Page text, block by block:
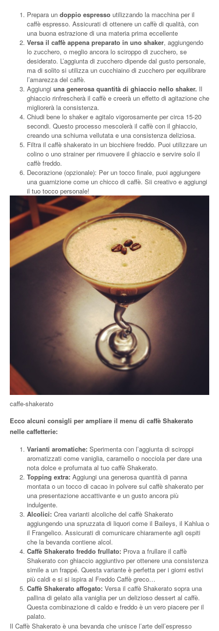
Prepara un doppio espresso utilizzando la macchina per il
caffè espresso. Assicurati di ottenere un caffè di qualità, con
una buona estrazione di una materia prima eccellente
Versa il caffè appena preparato in uno shaker, aggiungendo
lo zucchero, o meglio ancora lo sciroppo di zucchero, se
desiderato. L’aggiunta di zucchero dipende dal gusto personale,
ma di solito si utilizza un cucchiaino di zucchero per equilibrare
l’amarezza del caffè.
Aggiungi una generosa quantità di ghiaccio nello shaker. Il
ghiaccio rinfrescherà il caffè e creerà un effetto di agitazione che
migliorerà la consistenza.
Chiudi bene lo shaker e agitalo vigorosamente per circa 15-20
secondi. Questo processo mescolerà il caffè con il ghiaccio,
creando una schiuma vellutata e una consistenza deliziosa.
Filtra il caffè shakerato in un bicchiere freddo. Puoi utilizzare un
colino o uno strainer per rimuovere il ghiaccio e servire solo il
caffè freddo.
Decorazione (opzionale): Per un tocco finale, puoi aggiungere
una guarnizione come un chicco di caffè. Sii creativo e aggiungi
il tuo tocco personale!
caffe-shakerato
Ecco alcuni consigli per ampliare il menu di caffè Shakerato
nelle caffetterie:
Varianti aromatiche: Sperimenta con l’aggiunta di sciroppi
aromatizzati come vaniglia, caramello o nocciola per dare una
nota dolce e profumata al tuo caffè Shakerato.
Topping extra: Aggiungi una generosa quantità di panna
montata o un tocco di cacao in polvere sul caffè shakerato per
una presentazione accattivante e un gusto ancora più
indulgente.
Alcolici: Crea varianti alcoliche del caffè Shakerato
aggiungendo una spruzzata di liquori come il Baileys, il Kahlua o
il Frangelico. Assicurati di comunicare chiaramente agli ospiti
che la bevanda contiene alcol.
Caffè Shakerato freddo frullato: Prova a frullare il caffè
Shakerato con ghiaccio aggiuntivo per ottenere una consistenza
simile a un frappé. Questa variante è perfetta per i giorni estivi
più caldi e si si ispira al Freddo Caffè greco…
Caffè Shakerato affogato: Versa il caffè Shakerato sopra una
pallina di gelato alla vaniglia per un delizioso dessert al caffè.
Questa combinazione di caldo e freddo è un vero piacere per il
palato.
Il Caffè Shakerato è una bevanda che unisce l’arte dell’espresso